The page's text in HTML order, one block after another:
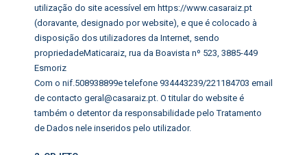
utilização do site acessível em https://www.casaraiz.pt
(doravante, designado por website), e que é colocado à
disposição dos utilizadores da Internet, sendo
propriedadeMaticaraiz, rua da Boavista nº 523, 3885-449
Esmoriz
Com o nif.508938899e telefone 934443239/221184703 email
de contacto geral@casaraiz.pt. O titular do website é
também o detentor da responsabilidade pelo Tratamento
de Dados nele inseridos pelo utilizador.